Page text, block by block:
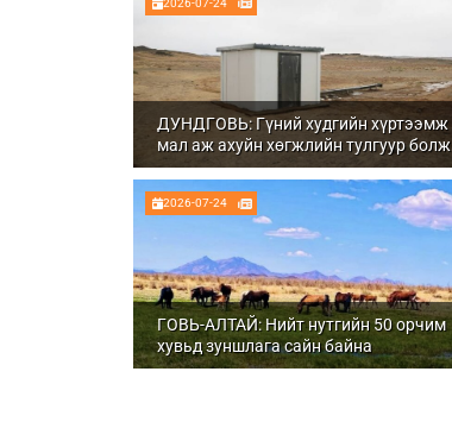
ДУНДГОВЬ: Гүний худгийн хүртээмж
мал аж ахуйн хөгжлийн тулгуур болж
байна
2026-07-24
ГОВЬ-АЛТАЙ: Нийт нутгийн 50 орчим
хувьд зуншлага сайн байна